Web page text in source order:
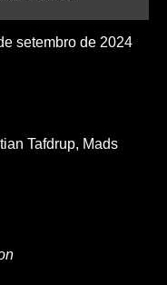
setembro de 2024
Tafdrup, Mads